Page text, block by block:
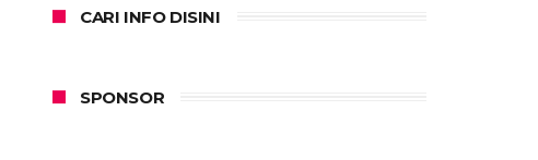
CARI INFO DISINI
SPONSOR